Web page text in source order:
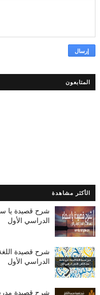
المتابعون
الأكثر مشاهدة
شرح قصيدة يا
الدراسي الأول
شرح قصيدة اللغة
الدراسي الأول
شرح قصيدة